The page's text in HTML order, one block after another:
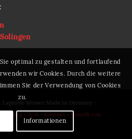
Messer Made in Germany -
- AGB- Kontakt
Erstellt von
optimal zu gestalten und fortlaufend
wir Cookies. Durch die weitere
Sie der Verwendung von Cookies
zu.
Informationen